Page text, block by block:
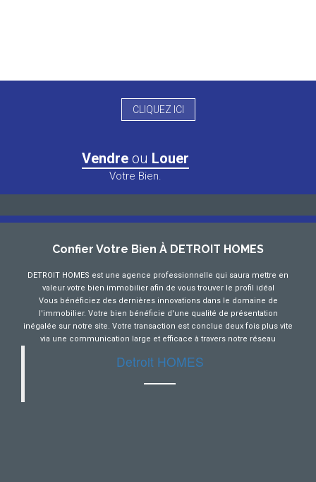
CLIQUEZ ICI
Vendre ou Louer
Votre Bien.
Confier Votre Bien À DETROIT HOMES
DETROIT HOMES est une agence professionnelle qui saura mettre en
valeur votre bien immobilier afin de vous trouver le profil idéal
Vous bénéficiez des dernières innovations dans le domaine de
l'immobilier. Votre bien bénéficie d'une qualité de présentation
inégalée sur notre site. Votre transaction est conclue deux fois plus vite
via une communication large et efficace à travers notre réseau
Detroit HOMES